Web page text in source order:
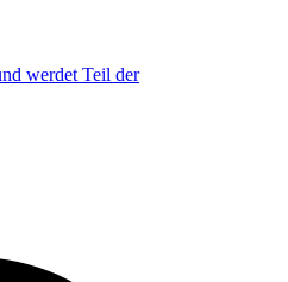
werdet Teil der